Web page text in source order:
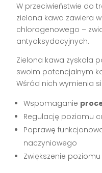
W przeciwieństwie do
zielona kawa zawiera
chlorogenowego –
antyoksydacyjnych.
Zielona kawa zyskała
swoim potencjalnym
Wśród nich wymienia
Wspomaganie
Regulację poziomu
Poprawę
naczyniowego
Zwiększenie